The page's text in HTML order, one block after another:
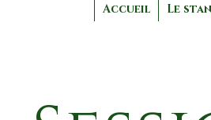
Accueil Le